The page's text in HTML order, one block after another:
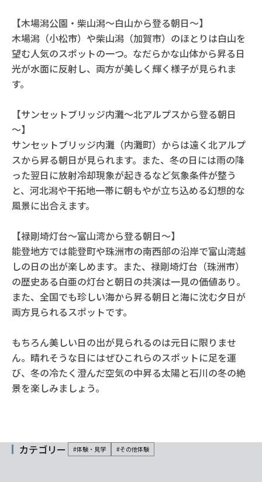
【木場潟公園・柴山潟～白山から登る朝日～】
木場潟（小松市）や柴山潟（加賀市）のほとりは白山を
望む人気のスポットの一つ。なだらかな山体から昇る日
光が水面に反射し、両方が美しく輝く様子が見られま
す。
【サンセットブリッジ内灘～北アルプスから登る朝日
～】
サンセットブリッジ内灘（内灘町）からは遠く北アルプ
スから昇る朝日が見られます。また、冬の日には雨の降
った翌日に放射冷却現象が起きるなど気象条件が整う
と、河北潟や干拓地一帯に朝もやが立ち込める幻想的な
風景に出合えます。
【禄剛埼灯台～富山湾から登る朝日～】
能登地方では能登町や珠洲市の南西部の沿岸で富山湾越
しの日の出が楽しめます。また、禄剛埼灯台（珠洲市）
の歴史ある白亜の灯台と朝日の共演は一見の価値あり。
また、全国でも珍しい海から昇る朝日と海に沈む夕日が
両方見られるスポットです。
もちろん美しい日の出が見られるのは元日に限りませ
ん。晴れそうな日にはぜひこれらのスポットに足を運
び、冬の冷たく澄んだ空気の中昇る太陽と石川の冬の絶
景を楽しみましょう。
カテゴリー #体験・見学 #その他体験